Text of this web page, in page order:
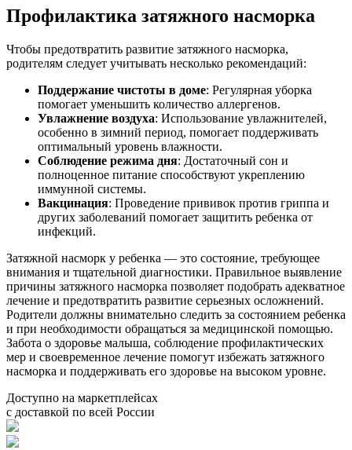
Профилактика затяжного насморка
Чтобы предотвратить развитие затяжного насморка,
родителям следует учитывать несколько рекомендаций:
Поддержание чистоты в доме: Регулярная уборка
помогает уменьшить количество аллергенов.
Увлажнение воздуха: Использование увлажнителей,
особенно в зимний период, помогает поддерживать
оптимальный уровень влажности.
Соблюдение режима дня: Достаточный сон и
полноценное питание способствуют укреплению
иммунной системы.
Вакцинация: Проведение прививок против гриппа и
других заболеваний помогает защитить ребенка от
инфекций.
Затяжной насморк у ребенка — это состояние, требующее
внимания и тщательной диагностики. Правильное выявление
причины затяжного насморка позволяет подобрать адекватное
лечение и предотвратить развитие серьезных осложнений.
Родители должны внимательно следить за состоянием ребенка
и при необходимости обращаться за медицинской помощью.
Забота о здоровье малыша, соблюдение профилактических
мер и своевременное лечение помогут избежать затяжного
насморка и поддерживать его здоровье на высоком уровне.
Доступно на маркетплейсах
с доставкой по всей России